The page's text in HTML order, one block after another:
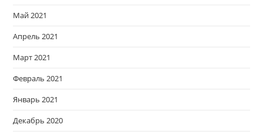
Май 2021
Апрель 2021
Март 2021
Февраль 2021
Январь 2021
Декабрь 2020